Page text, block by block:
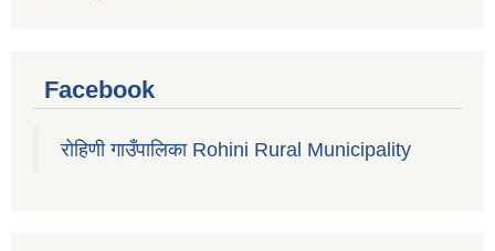
Facebook
रोहिणी गाउँपालिका Rohini Rural Municipality